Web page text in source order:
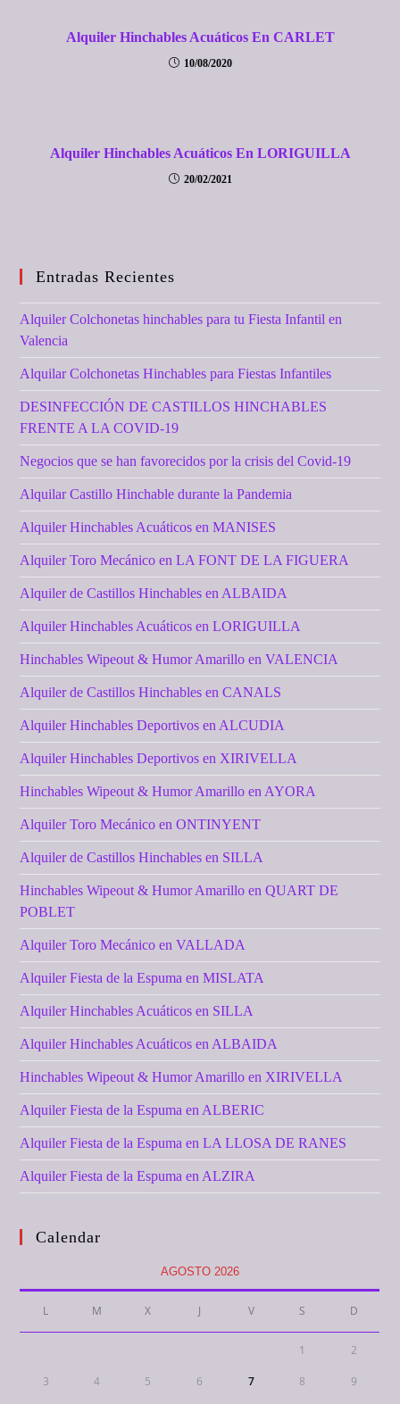
Alquiler Hinchables Acuáticos En CARLET
10/08/2020
Alquiler Hinchables Acuáticos En LORIGUILLA
20/02/2021
Entradas Recientes
Alquiler Colchonetas hinchables para tu Fiesta Infantil en
Valencia
Alquilar Colchonetas Hinchables para Fiestas Infantiles
DESINFECCIÓN DE CASTILLOS HINCHABLES
FRENTE A LA COVID-19
Negocios que se han favorecidos por la crisis del Covid-19
Alquilar Castillo Hinchable durante la Pandemia
Alquiler Hinchables Acuáticos en MANISES
Alquiler Toro Mecánico en LA FONT DE LA FIGUERA
Alquiler de Castillos Hinchables en ALBAIDA
Alquiler Hinchables Acuáticos en LORIGUILLA
Hinchables Wipeout & Humor Amarillo en VALENCIA
Alquiler de Castillos Hinchables en CANALS
Alquiler Hinchables Deportivos en ALCUDIA
Alquiler Hinchables Deportivos en XIRIVELLA
Hinchables Wipeout & Humor Amarillo en AYORA
Alquiler Toro Mecánico en ONTINYENT
Alquiler de Castillos Hinchables en SILLA
Hinchables Wipeout & Humor Amarillo en QUART DE
POBLET
Alquiler Toro Mecánico en VALLADA
Alquiler Fiesta de la Espuma en MISLATA
Alquiler Hinchables Acuáticos en SILLA
Alquiler Hinchables Acuáticos en ALBAIDA
Hinchables Wipeout & Humor Amarillo en XIRIVELLA
Alquiler Fiesta de la Espuma en ALBERIC
Alquiler Fiesta de la Espuma en LA LLOSA DE RANES
Alquiler Fiesta de la Espuma en ALZIRA
Calendar
AGOSTO 2026
L M X J V S D
1 2
3 4 5 6 7 8 9